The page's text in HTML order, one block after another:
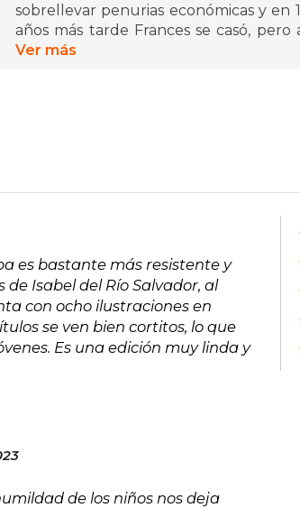
sobrellevar penurias económicas y en
años más tarde Frances se casó,
algunas revistas americanas como
Ver más
es bastante más resistente y
Isabel del Río Salvador, al
con ocho ilustraciones en
se ven bien cortitos, lo que
Es una edición muy linda y
de los niños nos deja